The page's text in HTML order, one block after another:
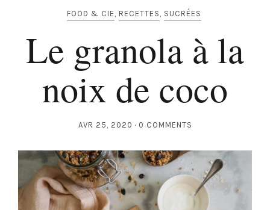
FOOD & CIE RECETTES SUCRÉES
Le granola à la
noix de coco
AVR 25, 2020 0 COMMENTS